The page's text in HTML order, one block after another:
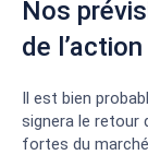
Nos
de
Il est bien
signera le retour
fortes du